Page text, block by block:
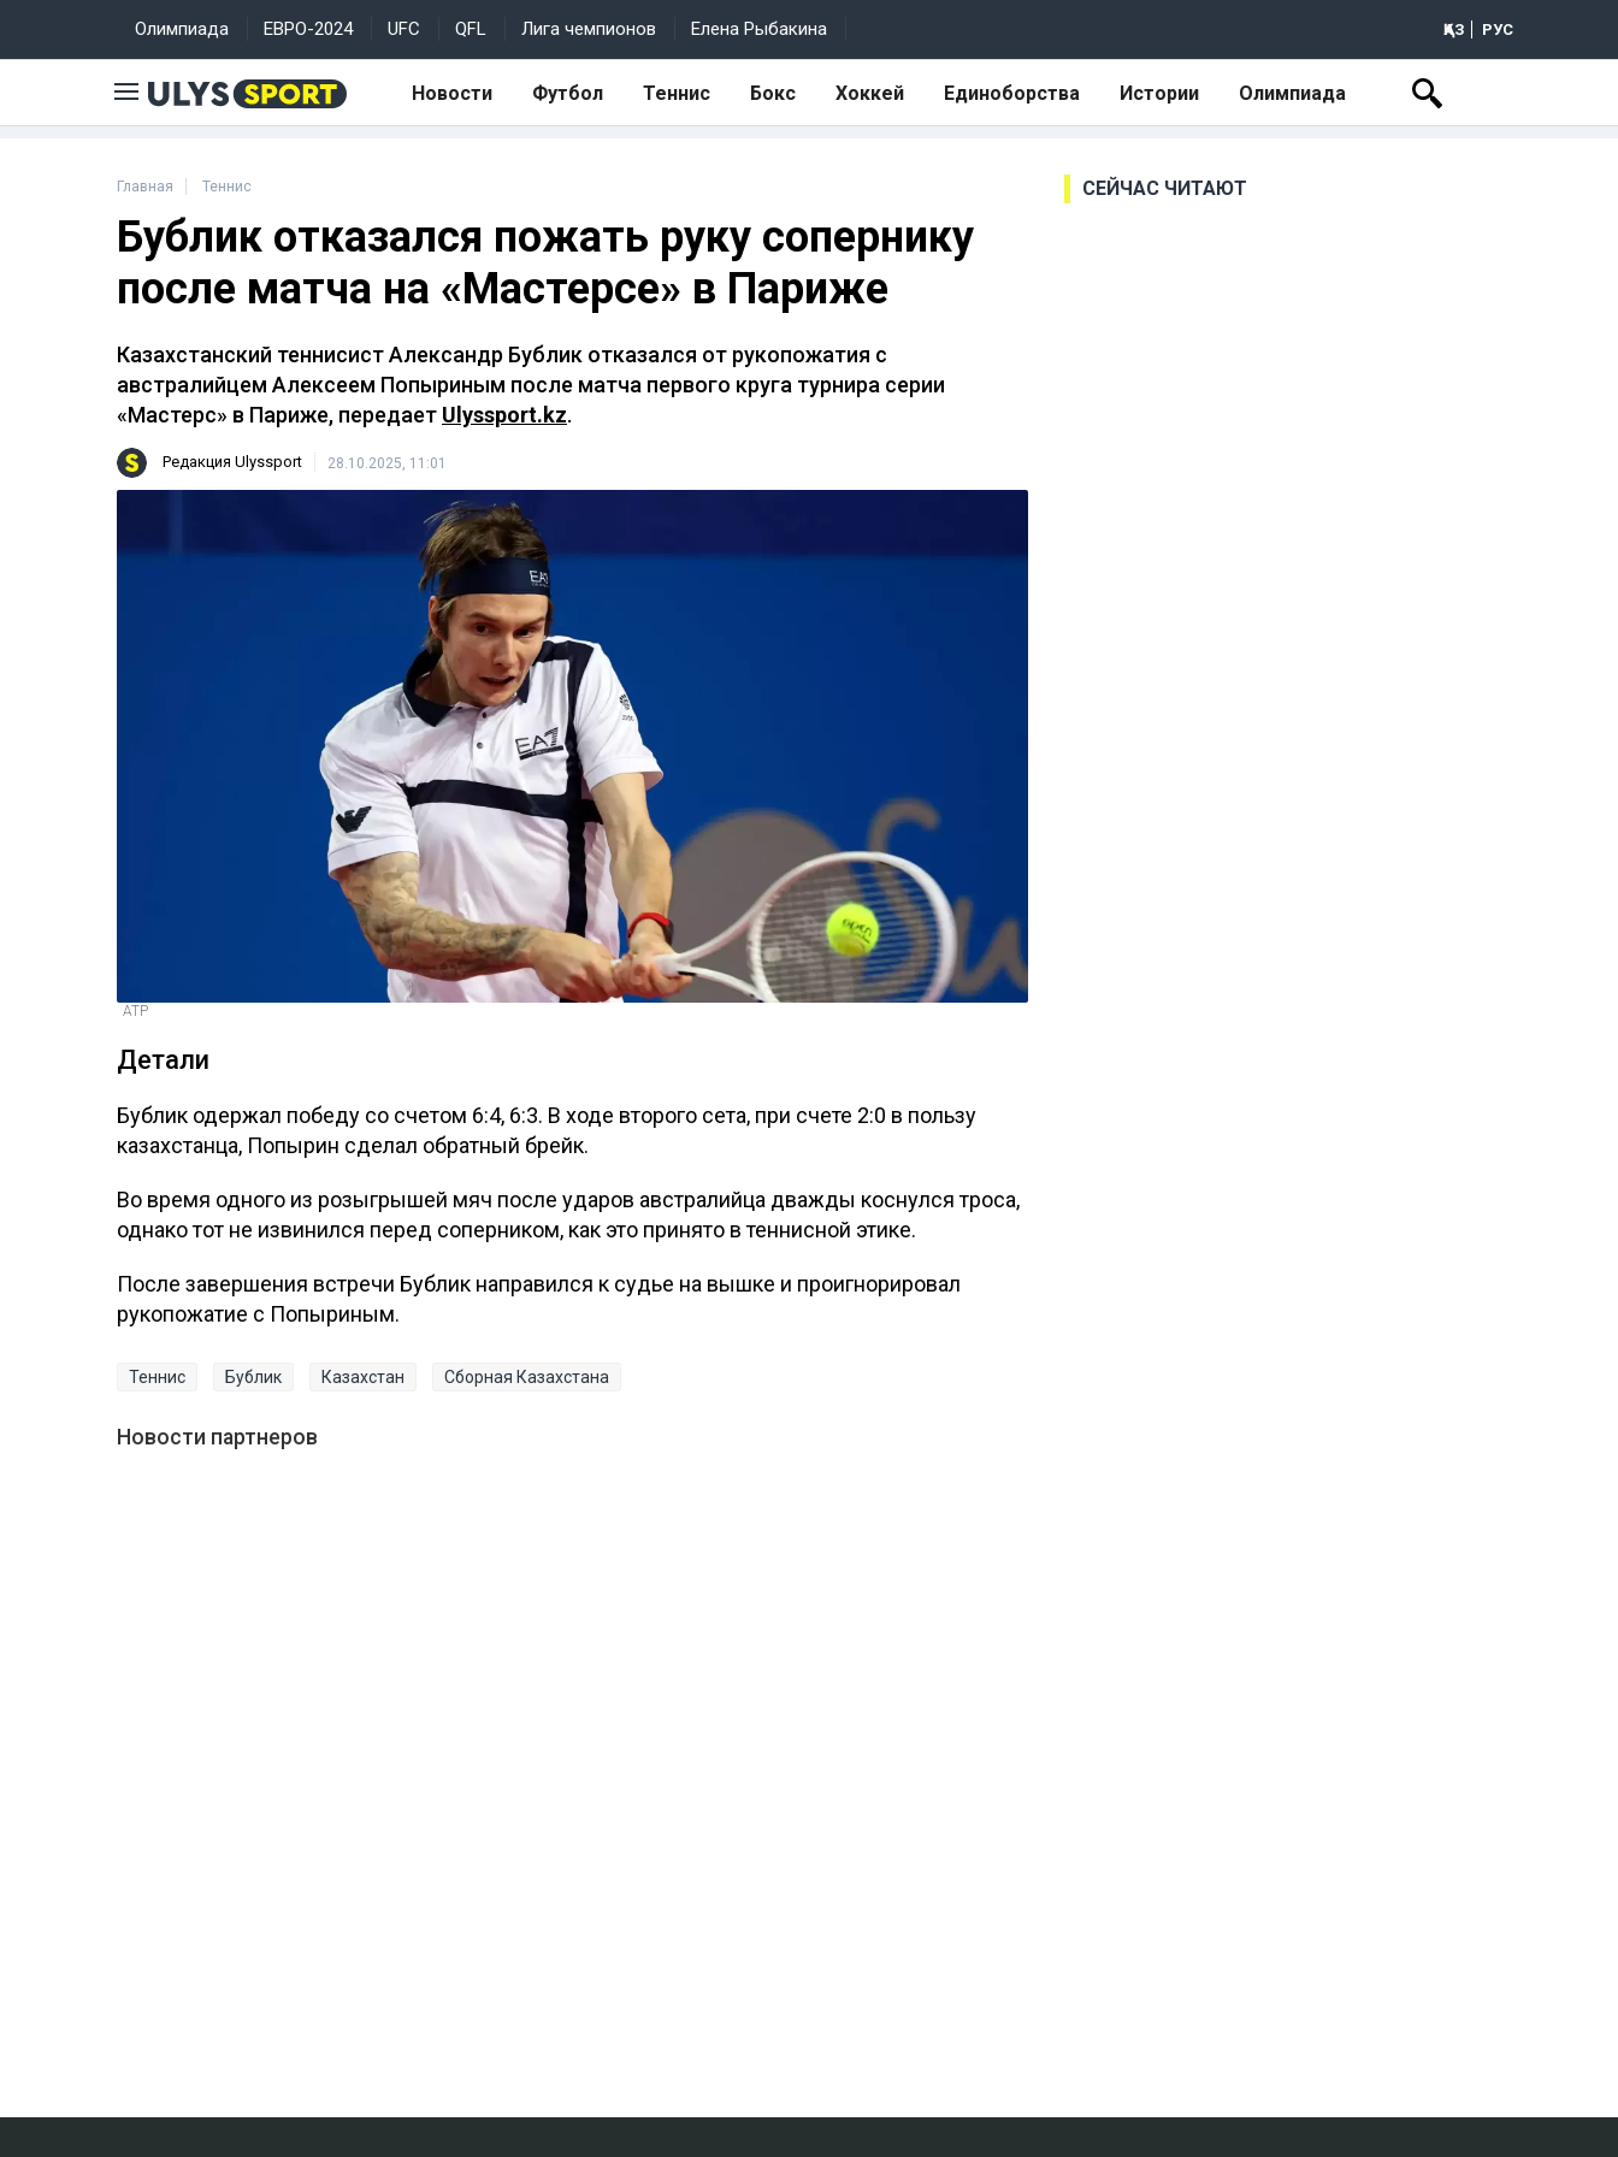
Олимпиада ЕВРО-2024 UFC QFL Лига чемпионов Елена Рыбакина ҚАЗ РУС
Новости Футбол Теннис Бокс Хоккей Единоборства Истории Олимпиада
Главная Теннис
Бублик отказался пожать руку сопернику
после матча на «Мастерсе» в Париже
Казахстанский теннисист Александр Бублик отказался от рукопожатия с
австралийцем Алексеем Попыриным после матча первого круга турнира серии
«Мастерс» в Париже, передает Ulyssport.kz.
Редакция Ulyssport 28.10.2025, 11:01
ATP
Детали
Бублик одержал победу со счетом 6:4, 6:3. В ходе второго сета, при счете 2:0 в пользу
казахстанца, Попырин сделал обратный брейк.
Во время одного из розыгрышей мяч после ударов австралийца дважды коснулся троса,
однако тот не извинился перед соперником, как это принято в теннисной этике.
После завершения встречи Бублик направился к судье на вышке и проигнорировал
рукопожатие с Попыриным.
Теннис Бублик Казахстан Сборная Казахстана
Новости партнеров
СЕЙЧАС ЧИТАЮТ